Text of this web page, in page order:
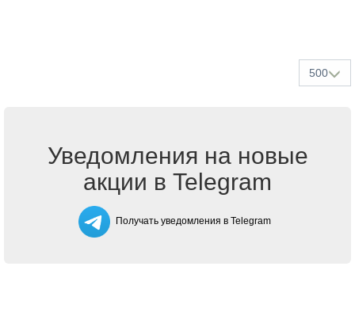
500
Уведомления на новые
акции в Telegram
Получать уведомления в Telegram